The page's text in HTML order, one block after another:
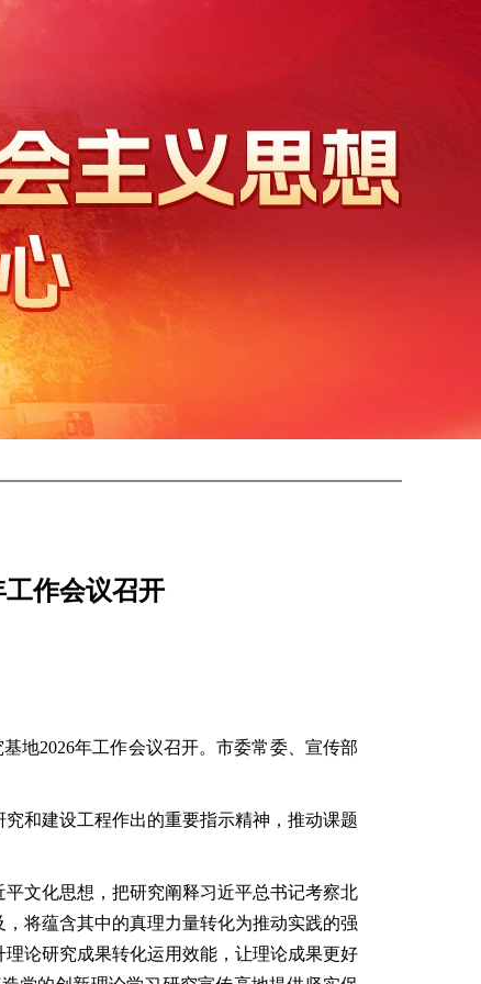
作会议召开
基地2026年工作会议召开。市委常委、宣传部
和建设工程作出的重要指示精神，推动课题
文化思想，把研究阐释习近平总书记考察北
将蕴含其中的真理力量转化为推动实践的强
论研究成果转化运用效能，让理论成果更好